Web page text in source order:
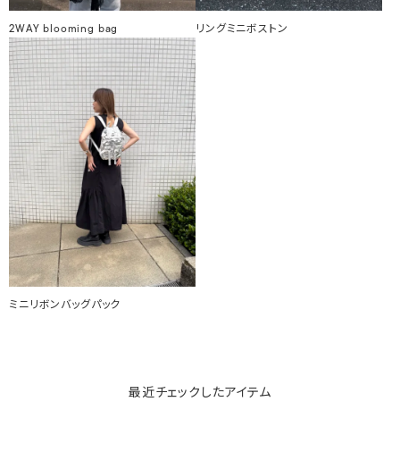
2WAY blooming bag リングミニボストン
ミニリボンバッグパック
最近チェックしたアイテム